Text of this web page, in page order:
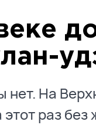
нет. На
раз без